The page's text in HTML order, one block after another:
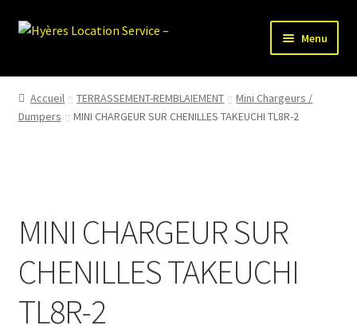
Aller
Aller
Menu
HLS-ACCUEIL
LOCATION MATERIEL
Accueil TERRASSEMENT-REMBLAIEMENT
Mini Chargeurs /
Dumpers
MINI CHARGEUR SUR CHENILLES TAKEUCHI TL8R-2
MINI CHARGEUR SUR
CHENILLES TAKEUCHI
TL8R-2